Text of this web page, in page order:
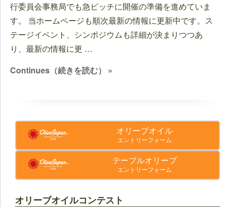
行委員会事務局でも急ピッチに開催の準備を進めていま
す。 当ホームページも順次最新の情報に更新中です。ス
テージイベント、シンポジウムも詳細が決まりつつあ
り、最新の情報に更 …
Continues（続きを読む） »
オリーブオイル
エントリーフォーム
テーブルオリーブ
エントリーフォーム
オリーブオイルコンテスト